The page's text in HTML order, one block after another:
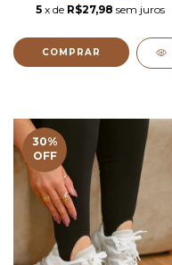
5 x de R$27,98 sem juros
COMPRAR
30%
OFF